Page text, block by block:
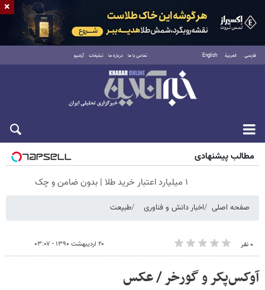
فارسی العربية English تماس با ما درباره ما تبلیغات آرشیو
جمعه ۱۶ مرداد ۱۴۰۵
مطالب پیشنهادی
۱ میلیارد اعتبار خرید طلا | بدون ضامن و چک
صفحه اصلی اخبار دانش و فناوری طبیعت
۰ نفر ۲۰ اردیبهشت ۱۳۹۰ - ۰۳:۰۷
آوکس‌پکر و گورخر / عکس
×